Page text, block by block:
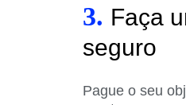
3. Faça
seguro
Pague o seu